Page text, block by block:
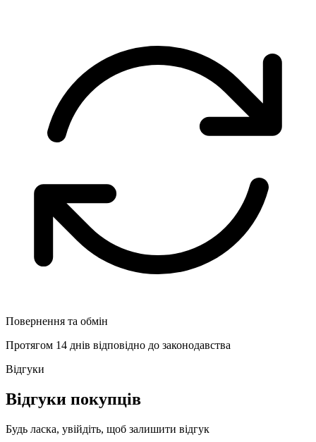
Повернення та обмін
Протягом 14 днів відповідно до законодавства
Відгуки
Відгуки покупців
Будь ласка, увійдіть, щоб залишити відгук